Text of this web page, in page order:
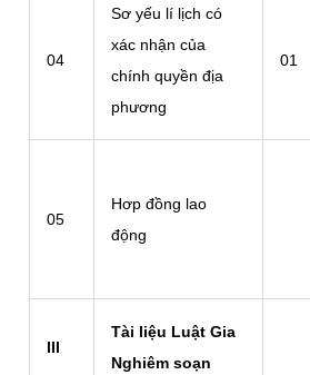
04
Sơ yếu lí lịch có
xác nhận của
chính quyền địa
phương
01
05
Hơp đồng lao
động
III
Tài liệu Luật Gia
Nghiêm soạn